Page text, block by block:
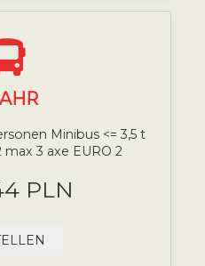
Minibus <= 3,5 t
3 axe EURO 2
PLN